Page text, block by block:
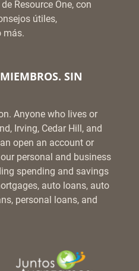
Resource One, con
útiles,
más.
SIN
Anyone who lives or
Irving, Cedar Hill, and
open an account or
personal and business
spending and savings
auto loans, auto
personal loans, and